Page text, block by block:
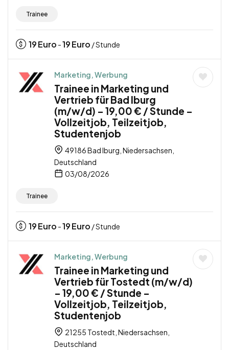
Trainee
19Euro -19Euro / Stunde
Marketing, Werbung
Trainee in Marketing und
Vertrieb für Bad Iburg
(m/w/d) – 19,00 € / Stunde –
Vollzeitjob, Teilzeitjob,
Studentenjob
49186 Bad Iburg, Niedersachsen,
Deutschland
03/08/2026
Trainee
19Euro -19Euro / Stunde
Marketing, Werbung
Trainee in Marketing und
Vertrieb für Tostedt (m/w/d)
– 19,00 € / Stunde –
Vollzeitjob, Teilzeitjob,
Studentenjob
21255 Tostedt, Niedersachsen,
Deutschland